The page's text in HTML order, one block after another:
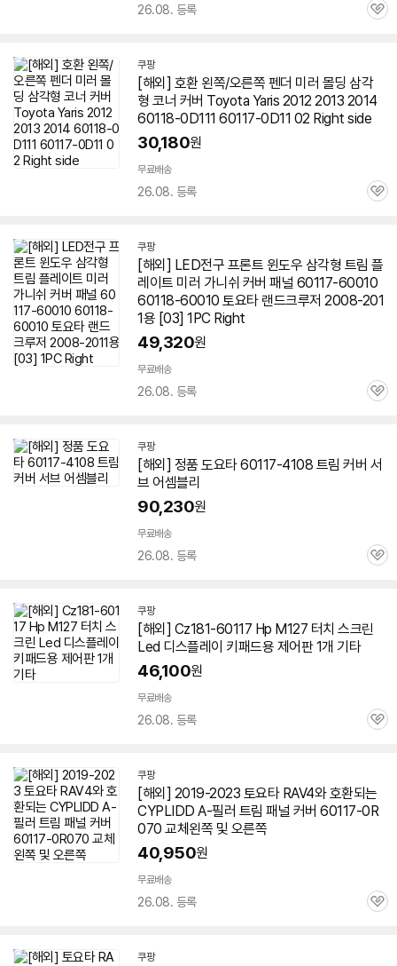
26.08. 등록
관
쿠팡
[해외] 호환 왼쪽/오른쪽 펜더 미러 몰딩 삼각
형 코너 커버 Toyota Yaris 2012 2013 2014
60118-0D111 60117-0D11 02 Right side
30,180원
무료배송
26.08. 등록
관
쿠팡
[해외] LED전구 프론트 윈도우 삼각형 트림 플
레이트 미러 가니쉬 커버 패널 60117-60010
60118-60010 토요타 랜드크루저 2008-201
1용 [03] 1PC Right
49,320원
무료배송
26.08. 등록
관
쿠팡
[해외] 정품 도요타60117-4108 트림 커버 서
브 어셈블리
90,230원
무료배송
26.08. 등록
관
쿠팡
[해외] Cz181-60117 Hp M127 터치 스크린
Led 디스플레이 키패드용 제어판 1개 기타
46,100원
무료배송
26.08. 등록
관
쿠팡
[해외] 2019-2023 토요타 RAV4와 호환되는
CYPLIDD A-필러 트림 패널 커버 60117-0R
070 교체왼쪽 및 오른쪽
40,950원
무료배송
26.08. 등록
관
쿠팡